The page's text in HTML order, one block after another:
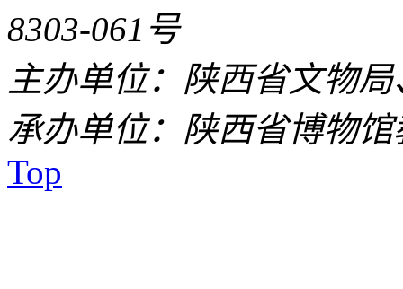
8303-061号
主办单位：陕西省文物
承办单位：陕西省博物
Top